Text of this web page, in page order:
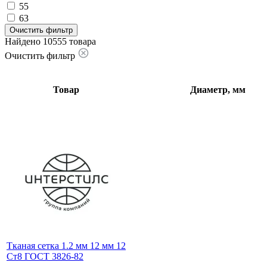
55
63
Очистить фильтр
Найдено 10555 товара
Очистить фильтр
Товар Диаметр, мм
Тканая сетка 1.2 мм 12 мм 12
Ст8 ГОСТ 3826-82